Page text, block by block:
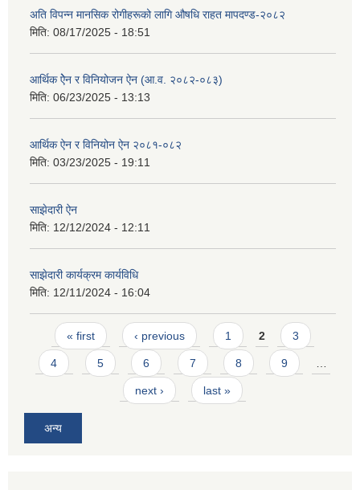
अति विपन्न मानसिक रोगीहरूको लागि औषधि राहत मापदण्ड-२०८२
मिति: 08/17/2025 - 18:51
आर्थिक ऐेन र विनियोजन ऐन (आ.व. २०८२-०८‍३)
मिति: 06/23/2025 - 13:13
आर्थिक ऐन र विनियोन ऐन २०८१-०८२
मिति: 03/23/2025 - 19:11
साझेदारी ऐन
मिति: 12/12/2024 - 12:11
साझेदारी कार्यक्रम कार्यविधि
मिति: 12/11/2024 - 16:04
Pages
« first ‹ previous 1 2 3
4 5 6 7 8 9 …
next › last »
अन्य